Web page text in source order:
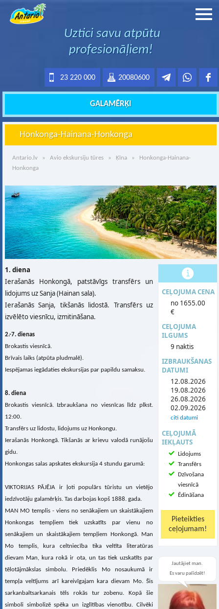
Uztici savu atpūtu
profesionāļiem!
20080600
23 220 000
GALAMĒRĶI
Honkonga-Hainana-Honkonga
Antario.lv » Avio ekskursiju tūres » Ķīna » Honkonga-Hainana-
Honkonga
CEĻOJUMA CENA
no 1655.00
€
CEĻOJUMA
ILGUMS
9 naktis
IZBRAUKŠANAS
DATUMI
12.08.2026
19.08.2026
26.08.2026
02.09.2026
citi datumi
CEĻOJUMĀ
IEKĻAUTS
Lidojums
Transfērs
Dzīvošana
viesnīcā
Ēdināšana
Jautājiet man.
Es varu palīdzēt!
1. diena
Ierašanās Honkongā, patstāvīgs transfērs un
lidojums uz Sanja (Hainan sala).
Ierašanās Sanja, tikšanās lidostā. Transfērs uz
izvēlēto viesnīcu, izmitināšana.
2.-7. dienas
Brokastis viesnīcā.
Brīvais laiks (atpūta pludmalē).
Iespējamas iegādaties ekskursijas par papildu samaksu.
8. diena
Brokastis viesnīcā. Izbraukšana no viesnīcas līdz plkst.
12:00.
Transfērs uz lidostu, lidojums uz Honkongu.
Ierašanās Honkongā. Tikšanās ar krievu valodā runājošu
gidu.
Honkongas salas apskates ekskursija 4 stundu garumā:
VIKTORIJAS PĀJĒJA ir ļoti populārs tūristu un vietējo
iedzīvotāju galamērķis. Tas darbojas kopš 1888. gada.
MAN MO templis - viens no senākajiem un skaistākajiem
Honkongas tempļiem tiek uzskatīts par vienu no
senākajiem un skaistākajiem tempļiem Honkongā. Man
Mo templis, kura celtniecība tika veltīta literatūras
dievam Man, kura rokā ir ota, un tas tiek uzskatīts par
tēlotājmākslas simbolu. Priedēklis Mo nosaukumā ir
tempļa veltījums arī kareivīgajam kara dievam Mo. Šis
sarkanbaltsarkanais tēls rokās tur zobenu. Kopā šie
simboli simbolizē spēka un izglītības vienotību. Cilvēki